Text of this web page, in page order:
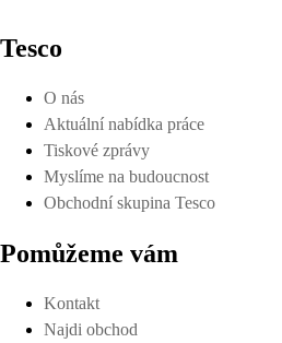
Tesco
O nás
Aktuální nabídka práce
Tiskové zprávy
Myslíme na budoucnost
Obchodní skupina Tesco
Pomůžeme vám
Kontakt
Najdi obchod